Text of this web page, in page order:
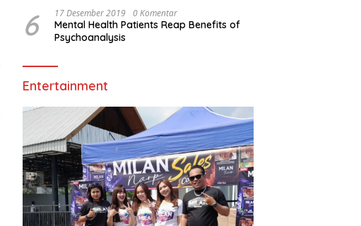
6 17 Desember 2019 0 Komentar
Mental Health Patients Reap Benefits of
Psychoanalysis
Entertainment